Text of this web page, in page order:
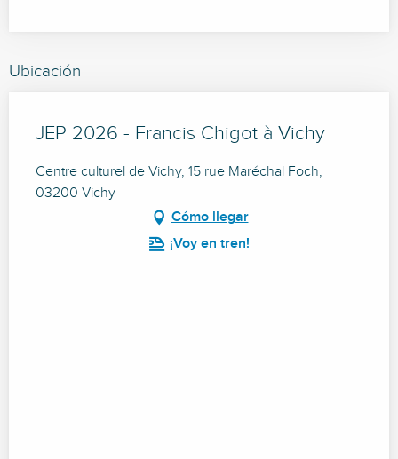
Ubicación
JEP 2026 - Francis Chigot à Vichy
Centre culturel de Vichy, 15 rue Maréchal Foch,
03200 Vichy
Cómo llegar
¡Voy en tren!